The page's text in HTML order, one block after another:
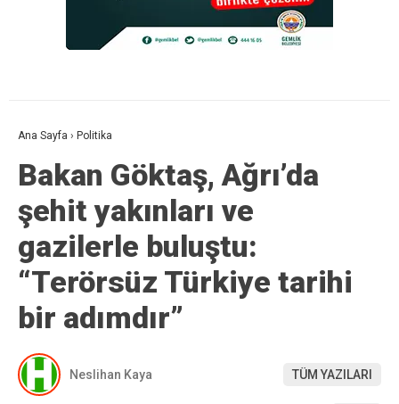
Ana Sayfa › Politika
Bakan Göktaş, Ağrı’da
şehit yakınları ve
gazilerle buluştu:
“Terörsüz Türkiye tarihi
bir adımdır”
Neslihan Kaya TÜM YAZILARI